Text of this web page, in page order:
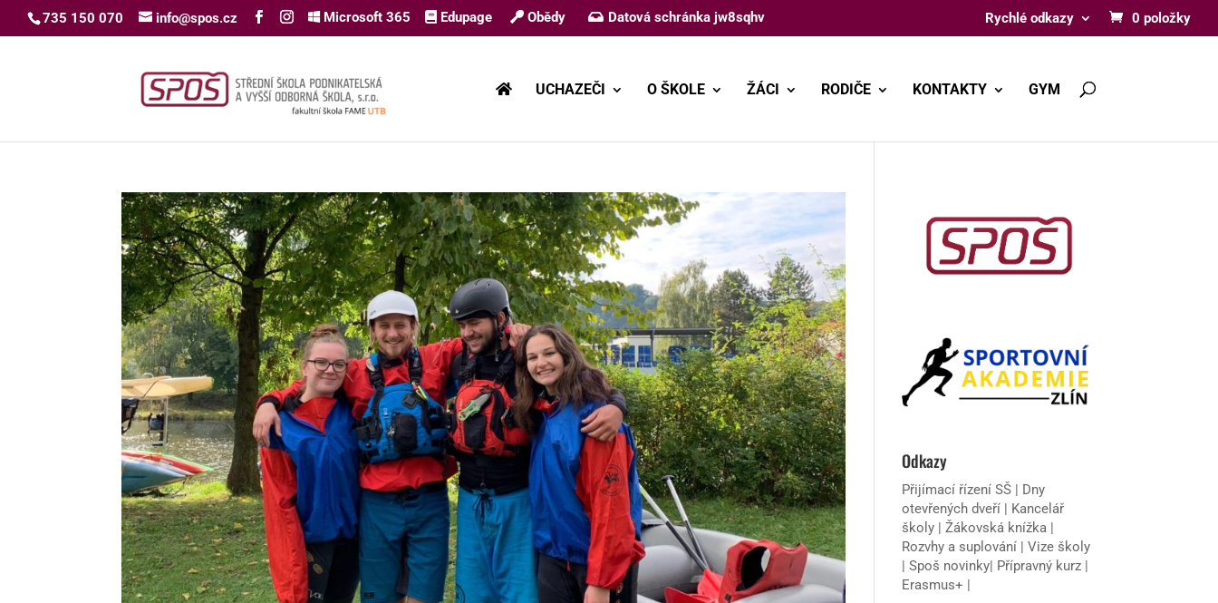
735 150 070 info@spos.cz Microsoft 365 Edupage Obědy Datová schránka jw8sqhv Rychlé odkazy 0 položky
UCHAZEČI O ŠKOLE ŽÁCI RODIČE KONTAKTY GYM
Odkazy
Přijímací řízení SŠ| Dny
otevřených dveří| Kancelář
školy| Žákovská knížka|
Rozvhy a suplování | Vize školy
| Spoš novinky| Přípravný kurz|
Erasmus+ |